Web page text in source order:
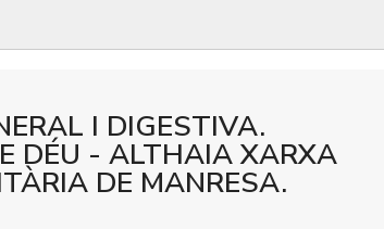
I DIGESTIVA.
DÉU - ALTHAIA XARXA
DE MANRESA.